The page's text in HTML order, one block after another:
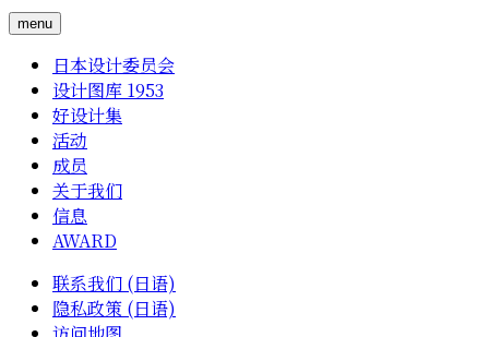
menu
日本设计委员会
设计图库 1953
好设计集
活动
成员
关于我们
信息
AWARD
联系我们 (日语)
隐私政策 (日语)